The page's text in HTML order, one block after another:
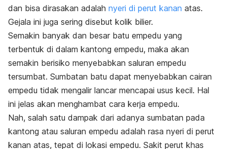
dan bisa dirasakan adalah nyeri di perut kanan atas.
Gejala ini juga sering disebut kolik bilier.
Semakin banyak dan besar batu empedu yang
terbentuk di dalam kantong empedu, maka akan
semakin berisiko menyebabkan saluran empedu
tersumbat. Sumbatan batu dapat menyebabkan cairan
empedu tidak mengalir lancar mencapai usus kecil. Hal
ini jelas akan menghambat cara kerja empedu.
Nah, salah satu dampak dari adanya sumbatan pada
kantong atau saluran empedu adalah rasa nyeri di perut
kanan atas, tepat di lokasi empedu. Sakit perut khas